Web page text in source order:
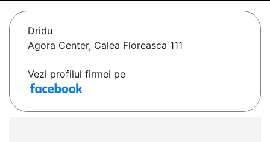
Dridu
Agora Center, Calea Floreasca 111
Vezi profilul firmei pe